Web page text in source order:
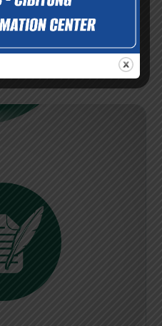
Layanan
yang tersedia demi